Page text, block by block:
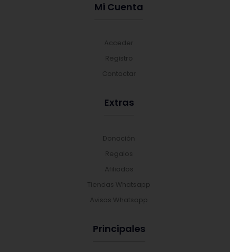
Mi Cuenta
Acceder
Registro
Contactar
Extras
Donación
Regalos
Afiliados
Tiendas Whatsapp
Avisos Whatsapp
Principales